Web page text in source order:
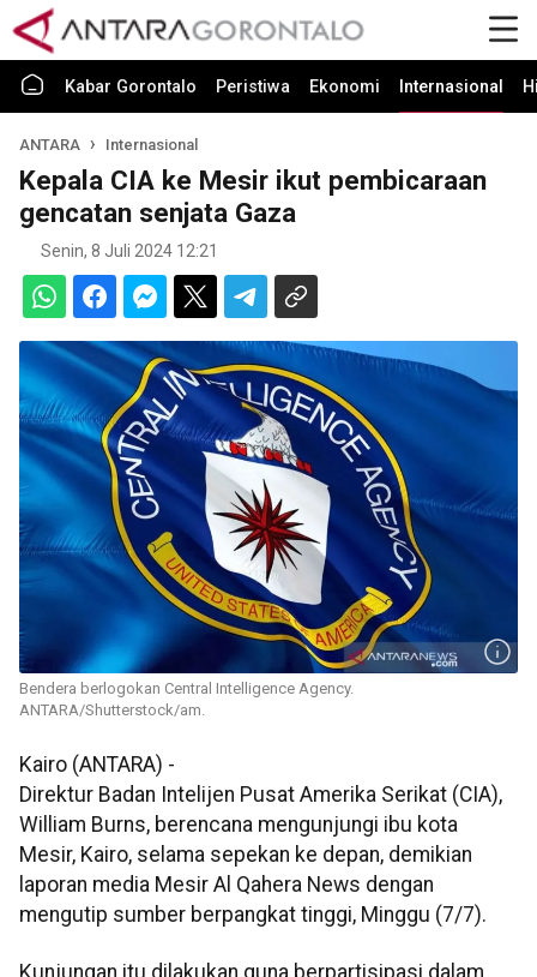
Kabar Gorontalo Peristiwa Ekonomi Internasional
ANTARA Internasional
Kepala CIA ke Mesir ikut pembicaraan
gencatan senjata Gaza
Senin, 8 Juli 2024 12:21
Bendera berlogokan Central Intelligence Agency.
ANTARA/Shutterstock/am.
Kairo (ANTARA) -
Direktur Badan Intelijen Pusat Amerika Serikat (CIA),
William Burns, berencana mengunjungi ibu kota
Mesir, Kairo, selama sepekan ke depan, demikian
laporan media Mesir Al Qahera News dengan
mengutip sumber berpangkat tinggi, Minggu (7/7).
Kunjungan itu dilakukan guna berpartisipasi dalam